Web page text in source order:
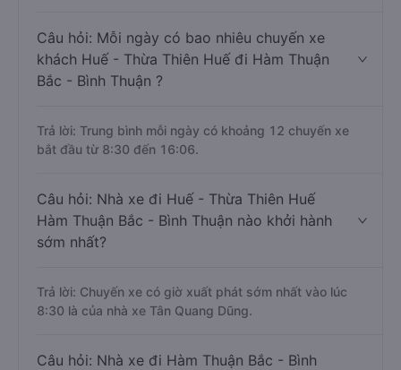
Câu hỏi: Mỗi ngày có bao nhiêu chuyến xe
khách Huế - Thừa Thiên Huế đi Hàm Thuận
Bắc - Bình Thuận ?
Trả lời: Trung bình mỗi ngày có khoảng 12 chuyến xe
bắt đầu từ 8:30 đến 16:06.
Câu hỏi: Nhà xe đi Huế - Thừa Thiên Huế
Hàm Thuận Bắc - Bình Thuận nào khởi hành
sớm nhất?
Trả lời: Chuyến xe có giờ xuất phát sớm nhất vào lúc
8:30 là của nhà xe Tân Quang Dũng.
Câu hỏi: Nhà xe đi Hàm Thuận Bắc - Bình